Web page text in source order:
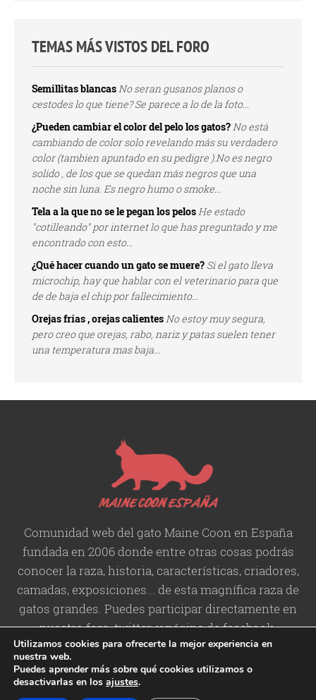
TEMAS MÁS VISTOS DEL FORO
Semillitas blancasNo seran gusanos planos o
cestodes lo que tiene? Se parece a lo de la foto...
¿Pueden cambiar el color del pelo los gatos?No está
cambiando de color solo revelando más su verdadero
color (tambien apuntado en su pedigre ).No es negro
solido , de los que se quedan más negros que una
noche sin luna. Es negro humo o smoke...
Tela a la que no se le pegan los pelosHe estado
"cotilleando" por internet lo que has preguntado y me
encontrado con esto...
¿Qué hacer cuando un gato se muere? Si el gato lleva
microchip, hay que hablar con el veterinario para que
de de baja el chip por fallecimiento...
Orejas frías , orejas calientesNo estoy muy segura,
pero creo que orejas, rabo, nariz y patas suelen tener
una temperatura mas baja...
Comunidad web del gato Maine Coon en España
fundada en 2006 donde entre otras cosas podrás
conocer la raza, historia,características, criadores,
camadas, exposiciones... de esta magnífica raza de
gatos grandes. Puedes participar directamente en
nuestro foro, twitter, y página de facebook.
Utilizamos cookies para ofrecerte la mejor experiencia en
nuestra web.
Puedes aprender más sobre qué cookies utilizamos o
desactivarlas en los ajustes.